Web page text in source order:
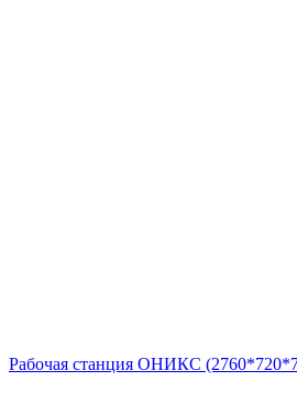
Рабочая станция ОНИКС